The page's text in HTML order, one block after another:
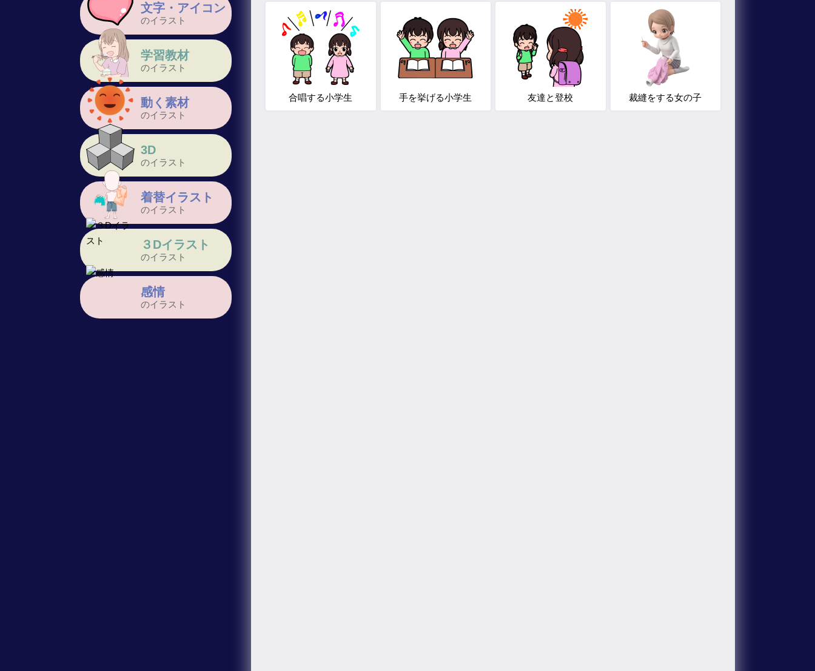
文字・アイコン
のイラスト
学習教材
のイラスト
動く素材
のイラスト
3D
のイラスト
着替イラスト
のイラスト
３Dイラスト
のイラスト
感情
のイラスト
合唱する小学生 手を挙げる小学生 友達と登校 裁縫をする女の子